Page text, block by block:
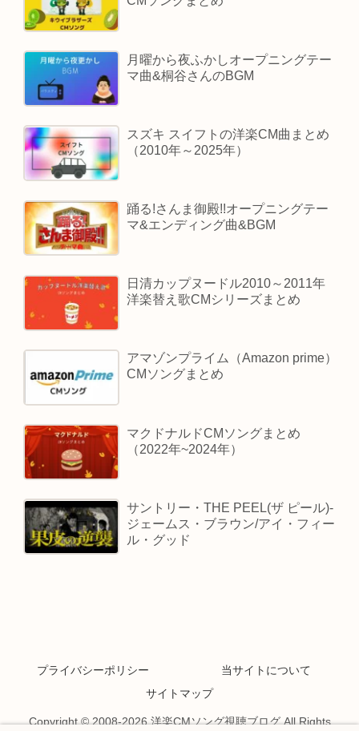
月曜から夜ふかしオープニングテー
マ曲&桐谷さんのBGM
スズキ スイフトの洋楽CM曲まとめ
（2010年～2025年）
踊る!さんま御殿!!オープニングテー
マ&エンディング曲&BGM
日清カップヌードル2010～2011年
洋楽替え歌CMシリーズまとめ
アマゾンプライム（Amazon prime）
CMソングまとめ
マクドナルドCMソングまとめ
（2022年~2024年）
サントリー・THE PEEL(ザ ピール)-
ジェームス・ブラウン/アイ・フィー
ル・グッド
プライバシーポリシー
当サイトについて
サイトマップ
Copyright © 2008-2026 洋楽CMソング視聴ブログ All Rights